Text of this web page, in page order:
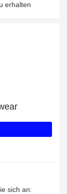
erhalten
sich an: